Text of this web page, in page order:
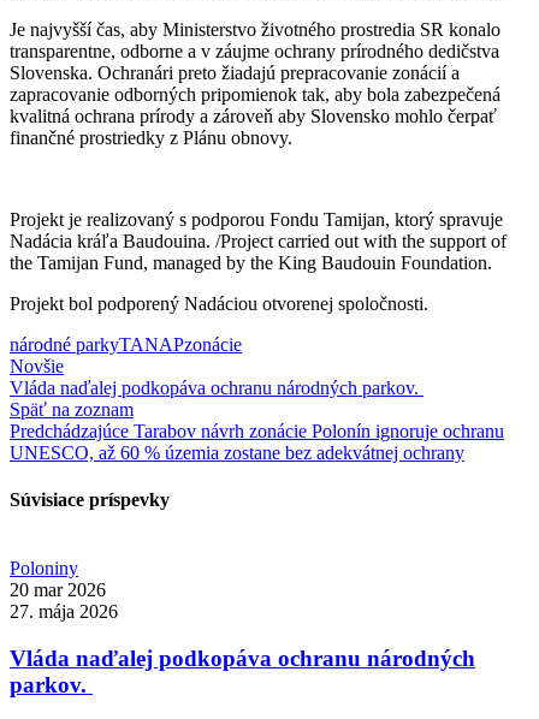
Je najvyšší čas, aby Ministerstvo životného prostredia SR konalo
transparentne, odborne a v záujme ochrany prírodného dedičstva
Slovenska. Ochranári preto žiadajú prepracovanie zonácií a
zapracovanie odborných pripomienok tak, aby bola zabezpečená
kvalitná ochrana prírody a zároveň aby Slovensko mohlo čerpať
finančné prostriedky z Plánu obnovy.
Projekt je realizovaný s podporou Fondu Tamijan, ktorý spravuje
Nadácia kráľa Baudouina. /Project carried out with the support of
the Tamijan Fund, managed by the King Baudouin Foundation.
Projekt bol podporený Nadáciou otvorenej spoločnosti.
národné parkyTANAPzonácie
Novšie
Vláda naďalej podkopáva ochranu národných parkov.
Späť na zoznam
Predchádzajúce Tarabov návrh zonácie Polonín ignoruje ochranu
UNESCO, až 60 % územia zostane bez adekvátnej ochrany
Súvisiace príspevky
Poloniny
20 mar 2026
27. mája 2026
Vláda naďalej podkopáva ochranu národných
parkov.